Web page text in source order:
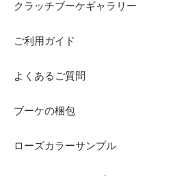
クラッチブーケギャラリー
ご利用ガイド
よくあるご質問
ブーケの梱包
ローズカラーサンプル